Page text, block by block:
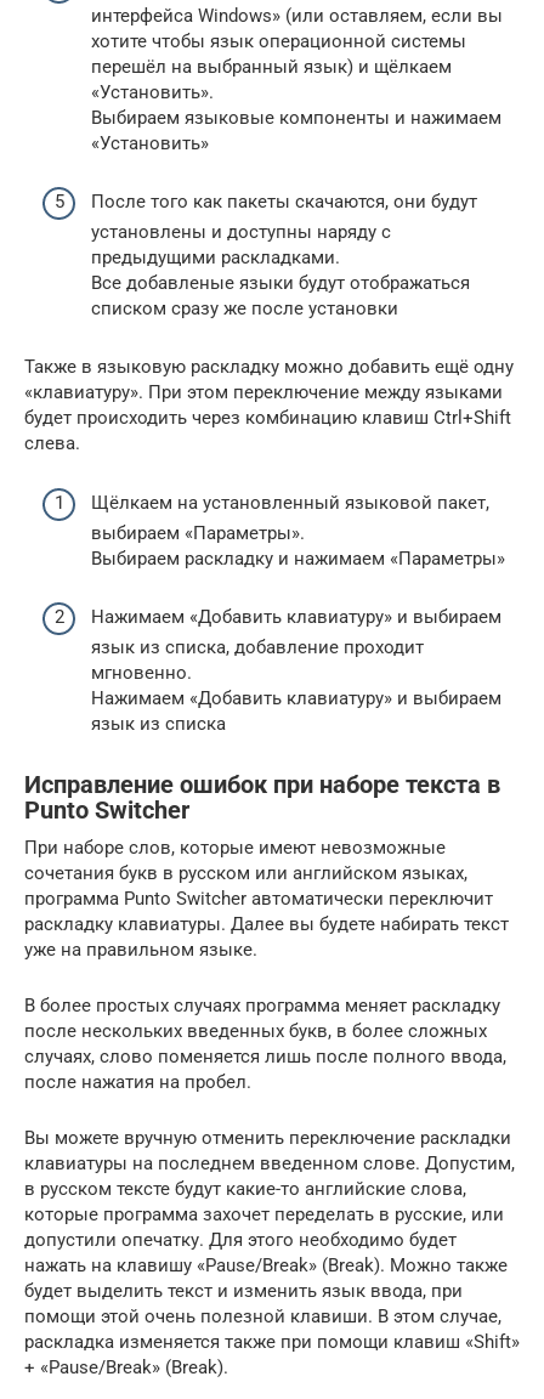
интерфейса Windows» (или оставляем, если вы
хотите чтобы язык операционной системы
перешёл на выбранный язык) и щёлкаем
«Установить».
Выбираем языковые компоненты и нажимаем
«Установить»
После того как пакеты скачаются, они будут
установлены и доступны наряду с
предыдущими раскладками.
Все добавленые языки будут отображаться
списком сразу же после установки
Также в языковую раскладку можно добавить ещё одну
«клавиатуру». При этом переключение между языками
будет происходить через комбинацию клавиш Ctrl+Shift
слева.
Щёлкаем на установленный языковой пакет,
выбираем «Параметры».
Выбираем раскладку и нажимаем «Параметры»
Нажимаем «Добавить клавиатуру» и выбираем
язык из списка, добавление проходит
мгновенно.
Нажимаем «Добавить клавиатуру» и выбираем
язык из списка
Исправление ошибок при наборе текста в
Punto Switcher
При наборе слов, которые имеют невозможные
сочетания букв в русском или английском языках,
программа Punto Switcher автоматически переключит
раскладку клавиатуры. Далее вы будете набирать текст
уже на правильном языке.
В более простых случаях программа меняет раскладку
после нескольких введенных букв, в более сложных
случаях, слово поменяется лишь после полного ввода,
после нажатия на пробел.
Вы можете вручную отменить переключение раскладки
клавиатуры на последнем введенном слове. Допустим,
в русском тексте будут какие-то английские слова,
которые программа захочет переделать в русские, или
допустили опечатку. Для этого необходимо будет
нажать на клавишу «Pause/Break» (Break). Можно также
будет выделить текст и изменить язык ввода, при
помощи этой очень полезной клавиши. В этом случае,
раскладка изменяется также при помощи клавиш «Shift»
+ «Pause/Break» (Break).